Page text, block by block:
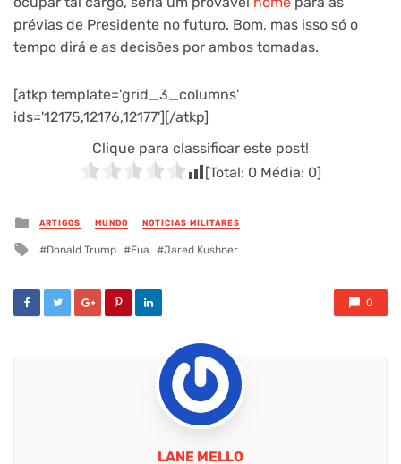
prévias de Presidente no futuro. Bom, mas isso só o
tempo dirá e as decisões por ambos tomadas.
[atkp template='grid_3_columns'
ids='12175,12176,12177'][/atkp]
Clique para classificar este post!
[Total: 0 Média: 0]
Posted
in
ARTIGOS MUNDO NOTÍCIAS MILITARES
Tagged
Donald Trump Eua Jared Kushner
0
LANE MELLO